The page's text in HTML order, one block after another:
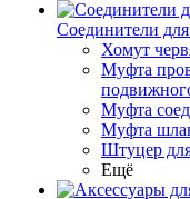
Соединители
Хомут
Муфта
Муфта
Муфта
Штуцер
Ещё